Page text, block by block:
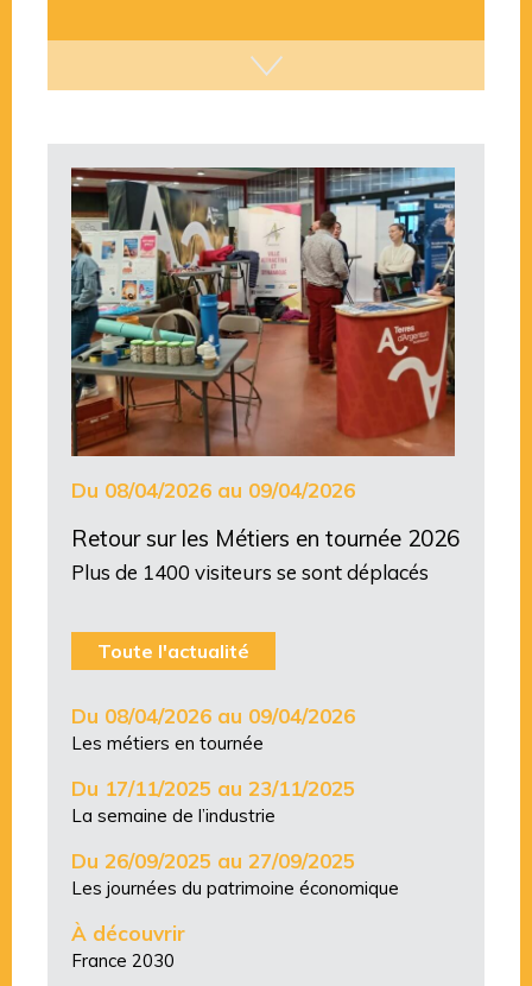
Du 08/04/2026 au 09/04/2026
Retour sur les Métiers en tournée 2026
Plus de 1400 visiteurs se sont déplacés
Toute l'actualité
Du 08/04/2026 au 09/04/2026
Les métiers en tournée
Du 17/11/2025 au 23/11/2025
La semaine de l’industrie
Du 26/09/2025 au 27/09/2025
Les journées du patrimoine économique
À découvrir
France 2030